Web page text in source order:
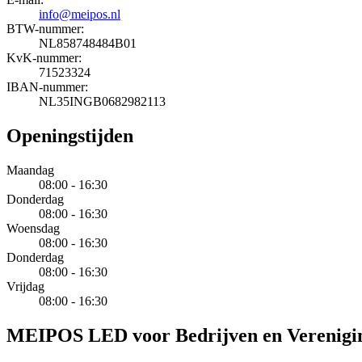
info@meipos.nl
BTW-nummer:
NL858748484B01
KvK-nummer:
71523324
IBAN-nummer:
NL35INGB0682982113
Openingstijden
Maandag
08:00 - 16:30
Donderdag
08:00 - 16:30
Woensdag
08:00 - 16:30
Donderdag
08:00 - 16:30
Vrijdag
08:00 - 16:30
MEIPOS LED voor Bedrijven en